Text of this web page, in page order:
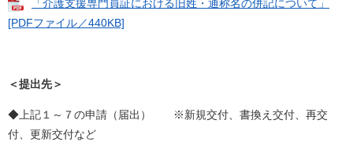
「介護支援専門員証における旧姓・通称名の併記について」
[PDFファイル／440KB]
＜提出先＞
◆上記１～７の申請（届出） ※新規交付、書換え交付、再交
付、更新交付など